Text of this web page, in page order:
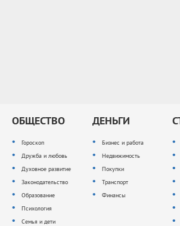
ОБЩЕСТВО
Гороскоп
Дружба и любовь
Духовное развитие
Законодательство
Образование
Психология
Семья и дети
ДЕНЬГИ
Бизнес и работа
Недвижимость
Покупки
Транспорт
Финансы